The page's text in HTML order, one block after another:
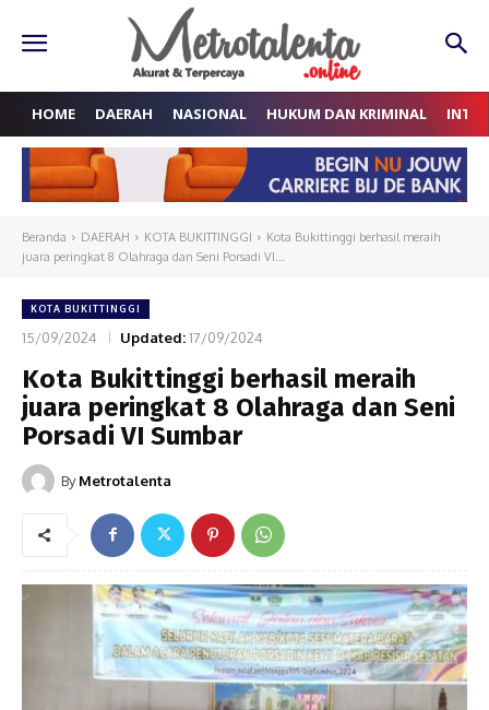
HOME DAERAH NASIONAL HUKUM DAN KRIMINAL
Beranda DAERAH KOTA BUKITTINGGI
Kota Bukittinggi berhasil meraih
juara peringkat 8 Olahraga dan Seni Porsadi VI...
KOTA BUKITTINGGI
15/09/2024 Updated:17/09/2024
Kota Bukittinggi berhasil meraih
juara peringkat 8 Olahraga dan Seni
Porsadi VI Sumbar
By Metrotalenta